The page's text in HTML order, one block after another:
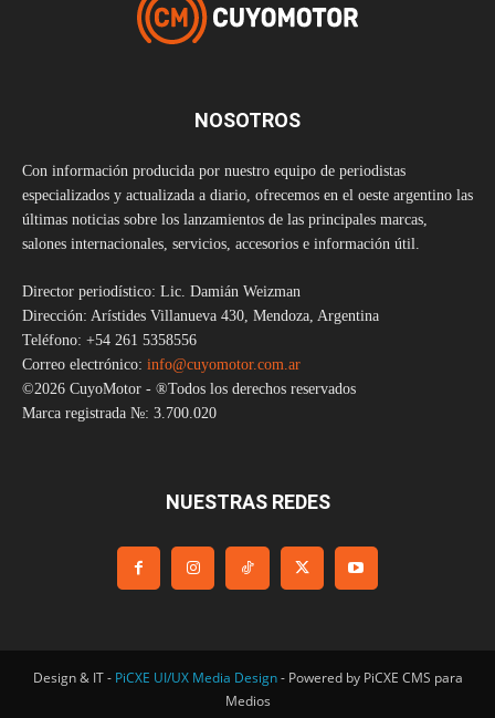
NOSOTROS
Con información producida por nuestro equipo de periodistas
especializados y actualizada a diario, ofrecemos en el oeste argentino las
últimas noticias sobre los lanzamientos de las principales marcas,
salones internacionales, servicios, accesorios e información útil.
Director periodístico: Lic. Damián Weizman
Dirección: Arístides Villanueva 430, Mendoza, Argentina
Teléfono: +54 261 5358556
Correo electrónico: info@cuyomotor.com.ar
©2026 CuyoMotor - ®Todos los derechos reservados
Marca registrada №: 3.700.020
NUESTRAS REDES
Design & IT - PiCXE UI/UX Media Design- Powered by PiCXE CMS para
Medios